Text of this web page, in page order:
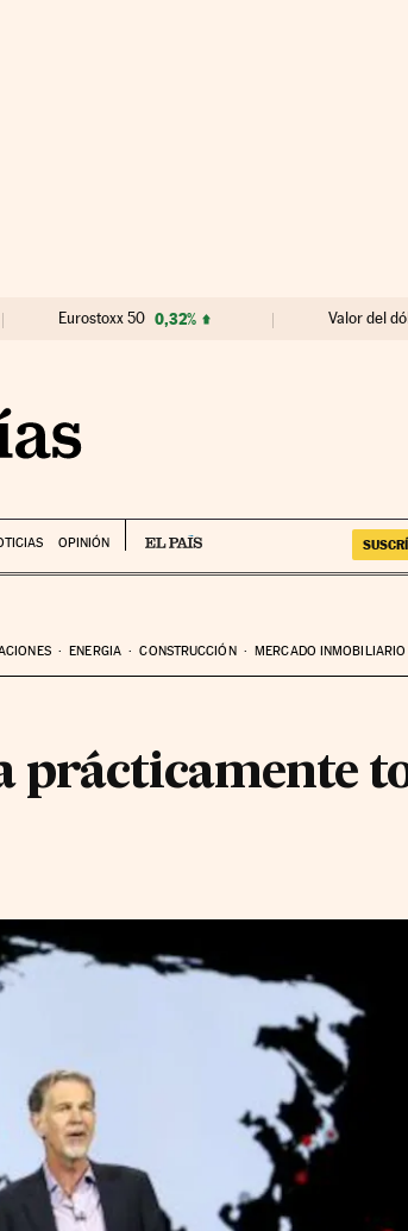
Eurostoxx 50 0,32% Valor del
OPINIÓN
ENERGIA CONSTRUCCIÓN MERCADO INMOBILIARIO
prácticamente